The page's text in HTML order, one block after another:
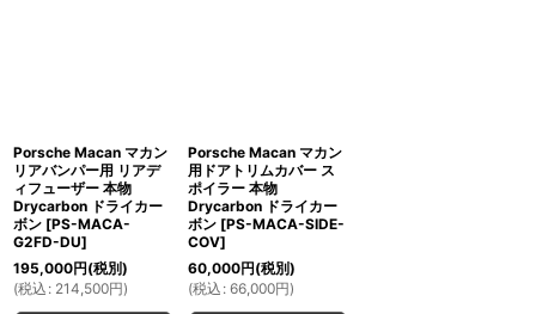
Porsche Macan マカン
リアバンパー用 リアデ
ィフューザー 本物
Drycarbon ドライカー
ボン [PS-MACA-
G2FD-DU]
195,000円(税別)
(税込 : 214,500円)
Porsche Macan マカン
用ドアトリムカバー ス
ポイラー 本物
Drycarbon ドライカー
ボン [PS-MACA-SIDE-
COV]
60,000円(税別)
(税込 : 66,000円)